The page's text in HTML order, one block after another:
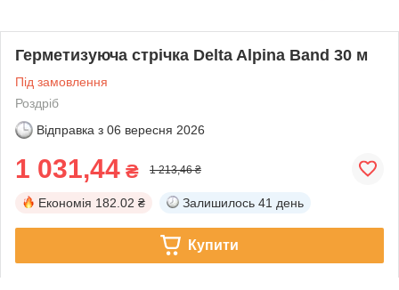
Герметизуюча стрічка Delta Alpina Band 30 м
Під замовлення
Роздріб
Відправка з 06 вересня 2026
1 031,44 ₴ 1 213,46 ₴
Економія 182.02 ₴ Залишилось 41 день
Купити